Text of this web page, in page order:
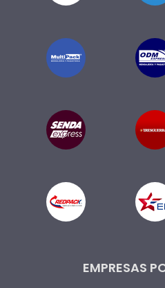
EMPRESAS